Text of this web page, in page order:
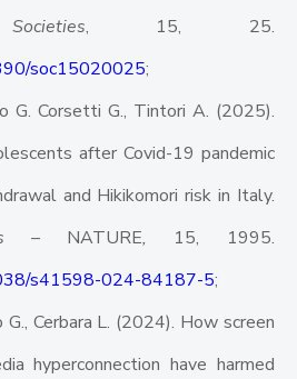
Societies, 15, 25.
soc15020025;
G. Corsetti G., Tintori A. (2025).
after Covid-19 pandemic
and Hikikomori risk in Italy.
– NATURE,
15, 1995.
s41598-024-84187-5;
G., Cerbara L. (2024). How screen
hyperconnection have harmed